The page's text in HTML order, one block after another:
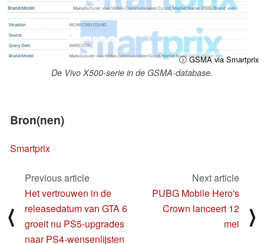
ⓘ GSMA via Smartprix
De Vivo X500-serie in de GSMA-database.
Bron(nen)
Smartprix
⟨
Previous article
Het vertrouwen in de
releasedatum van GTA 6
groeit nu PS5-upgrades
naar PS4-wensenlijsten
Next article
PUBG Mobile Hero's
Crown lanceert 12
mei
⟩